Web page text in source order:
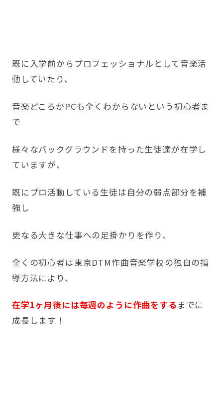
既に入学前からプロフェッショナルとして音楽活
動していたり、
音楽どころかPCも全くわからないという初心者ま
で
様々なバックグラウンドを持った生徒達が在学し
ていますが、
既にプロ活動している生徒は自分の弱点部分を補
強し
更なる大きな仕事への足掛かりを作り、
全くの初心者は東京DTM作曲音楽学校の独自の指
導方法により、
在学1ヶ月後には毎週のように作曲をする までに
成長します！